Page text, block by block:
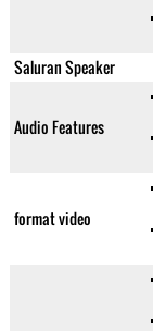
Saluran Speaker
Audio Features
format video